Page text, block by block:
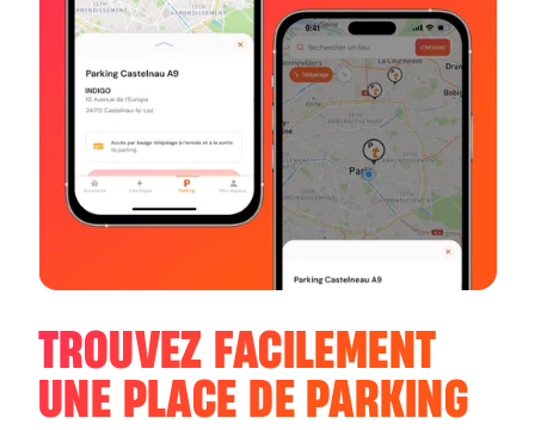
TROUVEZ FACILEMENT
UNE PLACE DE PARKING